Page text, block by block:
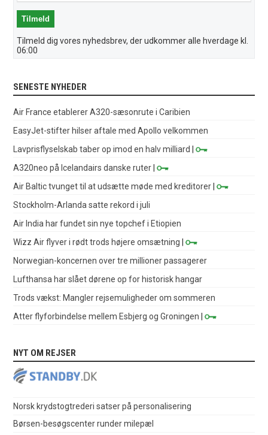
Tilmeld dig vores nyhedsbrev, der udkommer alle hverdage kl.
06:00
SENESTE NYHEDER
Air France etablerer A320-sæsonrute i Caribien
EasyJet-stifter hilser aftale med Apollo velkommen
Lavprisflyselskab taber op imod en halv milliard
|
A320neo på Icelandairs danske ruter |
Air Baltic tvunget til at udsætte møde med kreditorer |
Stockholm-Arlanda satte rekord i juli
Air India har fundet sin nye topchef i Etiopien
Wizz Air flyver i rødt trods højere omsætning |
Norwegian-koncernen over tre millioner passagerer
Lufthansa har slået dørene op for historisk hangar
Trods vækst: Mangler rejsemuligheder om sommeren
Atter flyforbindelse mellem Esbjerg og Groningen |
NYT OM REJSER
Norsk krydstogtrederi satser på personalisering
Børsen-besøgscenter runder milepæl